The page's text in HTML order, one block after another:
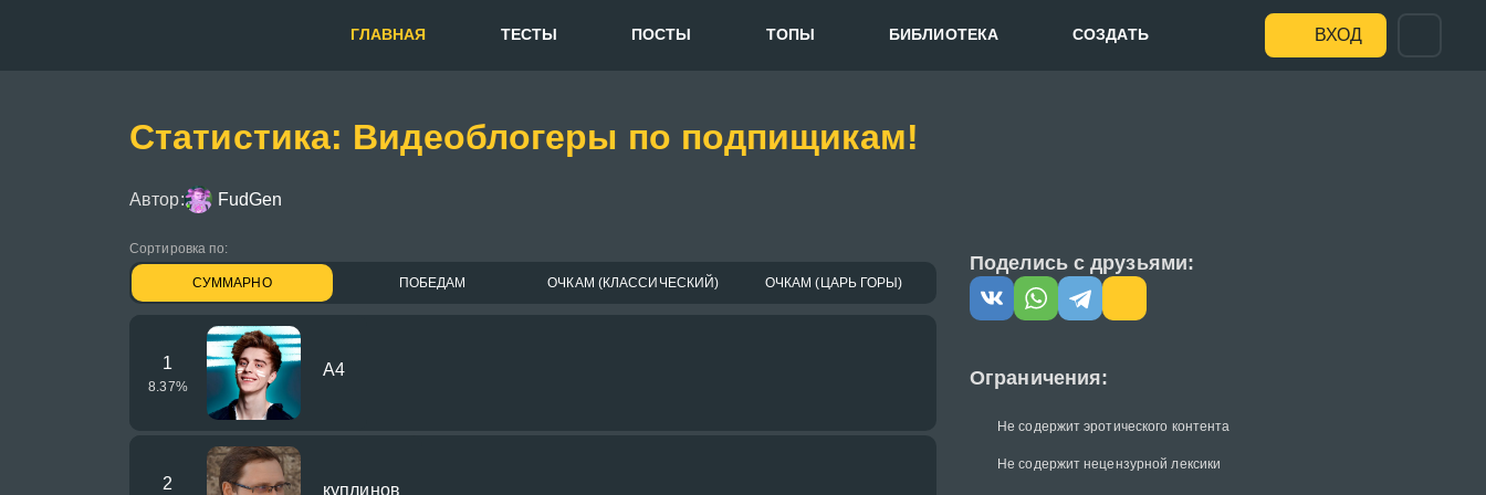
ГЛАВНАЯ ТЕСТЫ ПОСТЫ ТОПЫ БИБЛИОТЕКА СОЗДАТЬ ВХОД
Статистика: Видеоблогеры по подпищикам!
Автор: FudGen
Сортировка по:
СУММАРНО ПОБЕДАМ ОЧКАМ (КЛАССИЧЕСКИЙ) ОЧКАМ (ЦАРЬ ГОРЫ)
1
8.37%
А4
2 куплинов
Поделись с друзьями:
Ограничения:
Не содержит эротического контента
Не содержит нецензурной лексики